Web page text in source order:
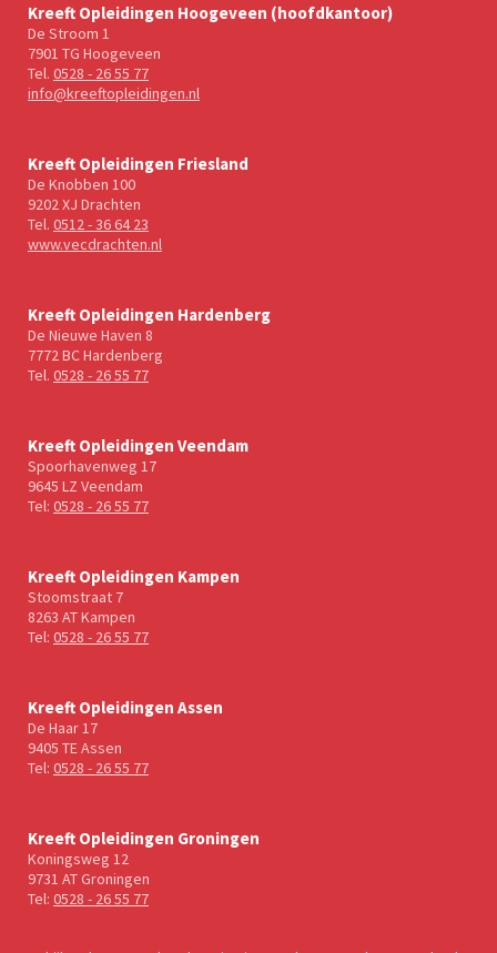
Kreeft Opleidingen Hoogeveen (hoofdkantoor)
De Stroom 1
7901 TG Hoogeveen
Tel. 0528 - 26 55 77
info@kreeftopleidingen.nl
Kreeft Opleidingen Friesland
De Knobben 100
9202 XJ Drachten
Tel. 0512 - 36 64 23
www.vecdrachten.nl
Kreeft Opleidingen Hardenberg
De Nieuwe Haven 8
7772 BC Hardenberg
Tel. 0528 - 26 55 77
Kreeft Opleidingen Veendam
Spoorhavenweg 17
9645 LZ Veendam
Tel: 0528 - 26 55 77
Kreeft Opleidingen Kampen
Stoomstraat 7
8263 AT Kampen
Tel: 0528 - 26 55 77
Kreeft Opleidingen Assen
De Haar 17
9405 TE Assen
Tel: 0528 - 26 55 77
Kreeft Opleidingen Groningen
Koningsweg 12
9731 AT Groningen
Tel: 0528 - 26 55 77